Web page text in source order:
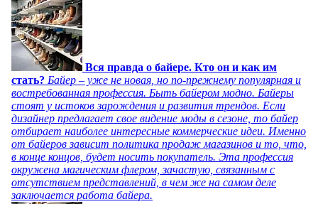
Вся правда о байере. Кто он и как им
стать? Байер – уже не новая, но по-прежнему популярная и
востребованная профессия. Быть байером модно. Байеры
стоят у истоков зарождения и развития трендов. Если
дизайнер предлагает свое видение моды в сезоне, то байер
отбирает наиболее интересные коммерческие идеи. Именно
от байеров зависит политика продаж магазинов и то, что,
в конце концов, будет носить покупатель. Эта профессия
окружена магическим флером, зачастую, связанным с
отсутствием представлений, в чем же на самом деле
заключается работа байера.